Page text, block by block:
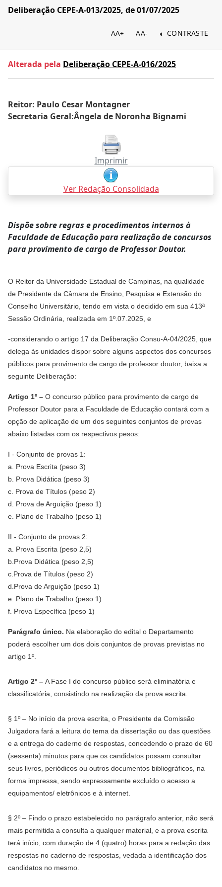
Deliberação CEPE-A-013/2025, de 01/07/2025
AA+ AA- CONTRASTE
Alterada pela Deliberação CEPE-A-016/2025
Reitor: Paulo Cesar Montagner
Secretaria Geral:Ângela de Noronha Bignami
Imprimir
Ver Redação Consolidada
Dispõe sobre regras e procedimentos internos à
Faculdade de Educação para realização de concursos
para provimento de cargo de Professor Doutor.
O Reitor da Universidade Estadual de Campinas, na qualidade
de Presidente da Câmara de Ensino, Pesquisa e Extensão do
Conselho Universitário, tendo em vista o decidido em sua 413ª
Sessão Ordinária, realizada em 1º.07.2025, e
-considerando o artigo 17 da Deliberação Consu-A-04/2025, que
delega às unidades dispor sobre alguns aspectos dos concursos
públicos para provimento de cargo de professor doutor, baixa a
seguinte Deliberação:
Artigo 1º – O concurso público para provimento de cargo de
Professor Doutor para a Faculdade de Educação contará com a
opção de aplicação de um dos seguintes conjuntos de provas
abaixo listadas com os respectivos pesos:
I - Conjunto de provas 1:
a. Prova Escrita (peso 3)
b. Prova Didática (peso 3)
c. Prova de Títulos (peso 2)
d. Prova de Arguição (peso 1)
e. Plano de Trabalho (peso 1)
II - Conjunto de provas 2:
a. Prova Escrita (peso 2,5)
b.Prova Didática (peso 2,5)
c.Prova de Títulos (peso 2)
d.Prova de Arguição (peso 1)
e. Plano de Trabalho (peso 1)
f. Prova Específica (peso 1)
Parágrafo único. Na elaboração do edital o Departamento
poderá escolher um dos dois conjuntos de provas previstas no
artigo 1º.
Artigo 2º – A Fase I do concurso público será eliminatória e
classificatória, consistindo na realização da prova escrita.
§ 1º – No início da prova escrita, o Presidente da Comissão
Julgadora fará a leitura do tema da dissertação ou das questões
e a entrega do caderno de respostas, concedendo o prazo de 60
(sessenta) minutos para que os candidatos possam consultar
seus livros, periódicos ou outros documentos bibliográficos, na
forma impressa, sendo expressamente excluído o acesso a
equipamentos/ eletrônicos e à internet.
§ 2º – Findo o prazo estabelecido no parágrafo anterior, não será
mais permitida a consulta a qualquer material, e a prova escrita
terá início, com duração de 4 (quatro) horas para a redação das
respostas no caderno de respostas, vedada a identificação dos
candidatos no mesmo.